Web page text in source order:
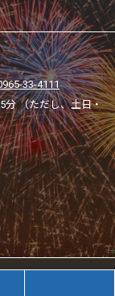
33-4111
分 （ただし、土日・